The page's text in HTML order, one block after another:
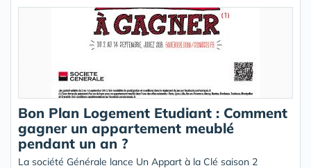
Bon Plan Logement Etudiant : Comment
gagner un appartement meublé
pendant un an ?
La société Générale lance Un Appart à la Clé saison 2